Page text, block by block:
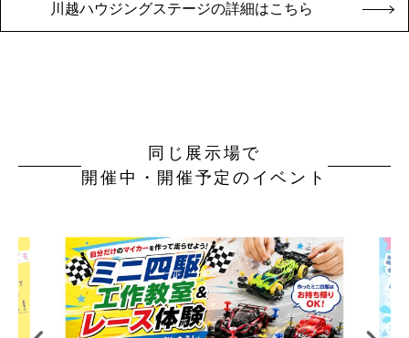
川越ハウジングステージの詳細はこちら
同じ展示場で
開催中・開催予定のイベント